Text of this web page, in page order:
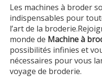
Les machines à broder
indispensables pour
l’art de la
monde de Machine à
possibilités infinies et
nécessaires pour vous
voyage de broderie.